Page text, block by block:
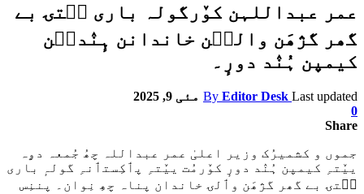
عمر عبداللہن کوٚرگولہ باری سۭتۍ بے
گھر گژھَن والٮ۪ن خاندانن ہٕنٛدٮ۪ن
کیمپن ہُنٛد دورٕ۔
By Editor Desk Last updated
مئی 9, 2025
0
Share
جموں و کشمیرُک وزیر اعلیٰ عمر عبداللہ چھُ جُمعہ دۄہ
ییٚتہِ کیمپن ہُنٛد دورٕ کوٚرمُت ییٚتہِ پٲکِستٲنہِ گولہٕ باری
سۭتۍ بے گھر گژھَن وٲلۍ خاندان پناہ چھِ نِوان۔ پننِس